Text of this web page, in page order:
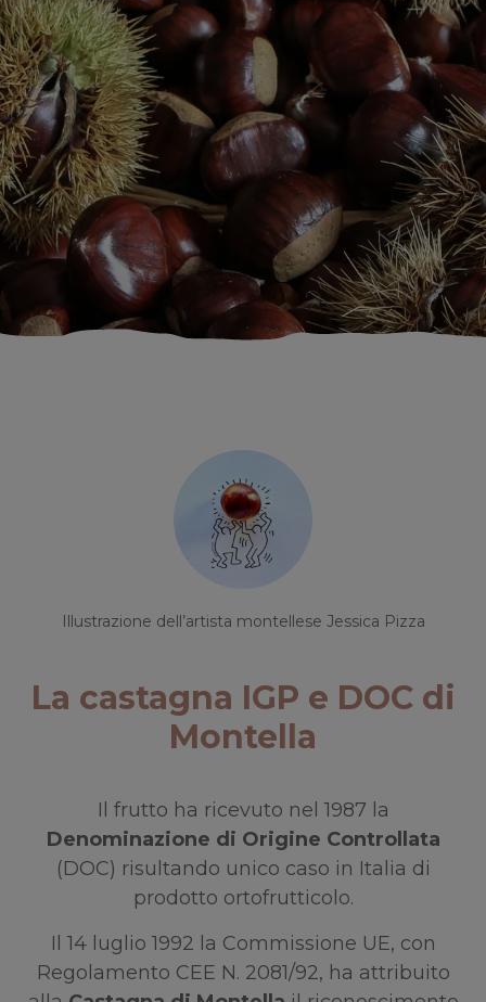
Illustrazione dell’artista montellese Jessica Pizza
La castagna IGP e DOC di
Montella
Il frutto ha ricevuto nel 1987 la
Denominazione di Origine Controllata
(DOC) risultando unico caso in Italia di
prodotto ortofrutticolo.
Il 14 luglio 1992 la Commissione UE, con
Regolamento CEE N. 2081/92, ha attribuito